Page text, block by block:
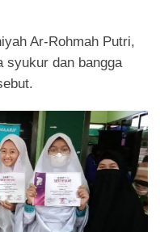
Ar-Rohmah Putri,
syukur dan bangga